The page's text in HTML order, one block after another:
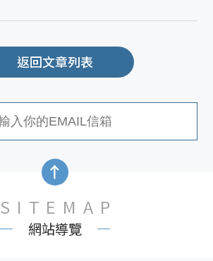
返回文章列表
SITEMAP
網站導覽